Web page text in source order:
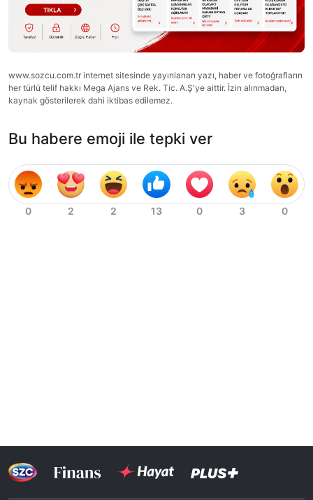
www.sozcu.com.tr internet sitesinde yayınlanan yazı, haber ve fotoğrafların
her türlü telif hakkı Mega Ajans ve Rek. Tic. A.Ş'ye aittir. İzin alınmadan,
kaynak gösterilerek dahi iktibas edilemez.
Bu habere emoji ile tepki ver